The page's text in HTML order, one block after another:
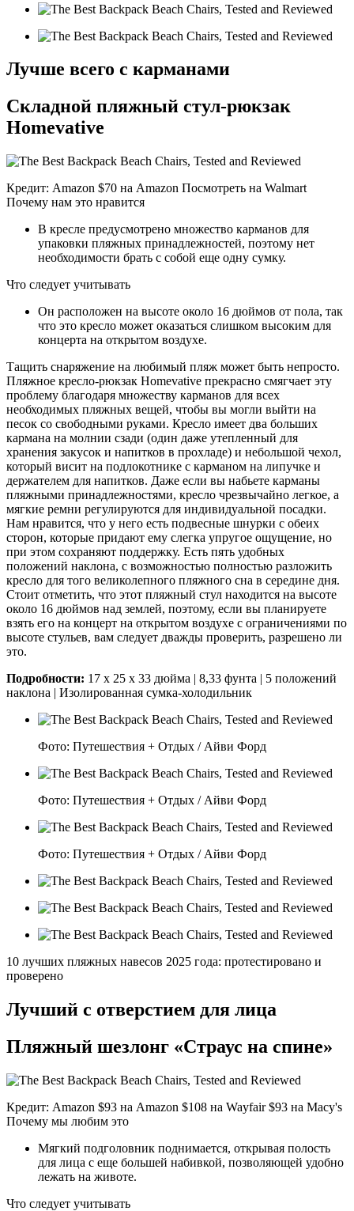
Лучше всего с карманами
Складной пляжный стул-рюкзак
Homevative
Кредит: Amazon $70 на Amazon Посмотреть на Walmart
Почему нам это нравится
В кресле предусмотрено множество карманов для
упаковки пляжных принадлежностей, поэтому нет
необходимости брать с собой еще одну сумку.
Что следует учитывать
Он расположен на высоте около 16 дюймов от пола, так
что это кресло может оказаться слишком высоким для
концерта на открытом воздухе.
Тащить снаряжение на любимый пляж может быть непросто.
Пляжное кресло-рюкзак Homevative прекрасно смягчает эту
проблему благодаря множеству карманов для всех
необходимых пляжных вещей, чтобы вы могли выйти на
песок со свободными руками. Кресло имеет два больших
кармана на молнии сзади (один даже утепленный для
хранения закусок и напитков в прохладе) и небольшой чехол,
который висит на подлокотнике с карманом на липучке и
держателем для напитков. Даже если вы набьете карманы
пляжными принадлежностями, кресло чрезвычайно легкое, а
мягкие ремни регулируются для индивидуальной посадки.
Нам нравится, что у него есть подвесные шнурки с обеих
сторон, которые придают ему слегка упругое ощущение, но
при этом сохраняют поддержку. Есть пять удобных
положений наклона, с возможностью полностью разложить
кресло для того великолепного пляжного сна в середине дня.
Стоит отметить, что этот пляжный стул находится на высоте
около 16 дюймов над землей, поэтому, если вы планируете
взять его на концерт на открытом воздухе с ограничениями по
высоте стульев, вам следует дважды проверить, разрешено ли
это.
Подробности: 17 x 25 x 33 дюйма | 8,33 фунта | 5 положений
наклона | Изолированная сумка-холодильник
Фото: Путешествия + Отдых / Айви Форд
Фото: Путешествия + Отдых / Айви Форд
Фото: Путешествия + Отдых / Айви Форд
10 лучших пляжных навесов 2025 года: протестировано и
проверено
Лучший с отверстием для лица
Пляжный шезлонг «Страус на спине»
Кредит: Amazon $93 на Amazon $108 на Wayfair $93 на Macy's
Почему мы любим это
Мягкий подголовник поднимается, открывая полость
для лица с еще большей набивкой, позволяющей удобно
лежать на животе.
Что следует учитывать